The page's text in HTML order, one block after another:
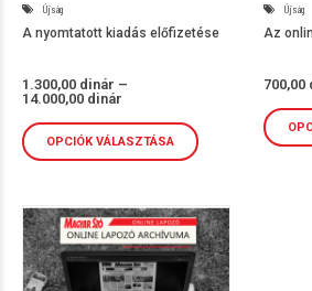
Újság
A nyomtatott kiadás előfizetése
1.300,00 dinár –
14.000,00 dinár
-
14.000,00 dinár
OPCIÓK VÁLASZTÁSA
Újság
Az
700,00